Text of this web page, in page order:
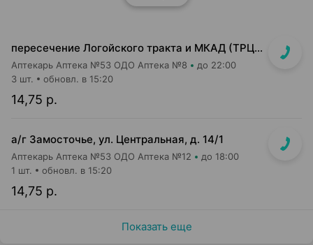
пересечение Логойского тракта и МКАД (ТРЦ "Expobel")
Аптекарь Аптека №53 ОДО Аптека №8 до 22:00
14,75 р.
3 шт. обновл. в 15:20
а/г Замосточье, ул. Центральная, д. 14/1
Аптекарь Аптека №53 ОДО Аптека №12 до 18:00
14,75 р.
1 шт. обновл. в 15:20
Показать еще